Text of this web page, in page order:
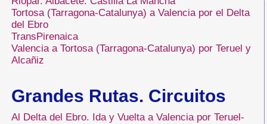
Tortosa (Tarragona-Catalunya) a Valencia por el Delta
del Ebro
TransPirenaica
Valencia a Tortosa (Tarragona-Catalunya) por Teruel y
Alcañiz
Grandes Rutas. Circuitos
Al Delta del Ebro. Ida y Vuelta a Valencia por Teruel-